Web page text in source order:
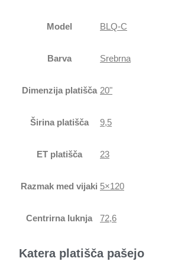
Model BLQ-C
Barva Srebrna
Dimenzija platišča 20"
Širina platišča 9,5
ET platišča 23
Razmak med vijaki 5×120
Centrirna luknja 72,6
Katera platišča pašejo